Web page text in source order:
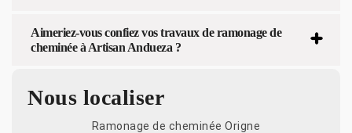
Aimeriez-vous confiez vos travaux de ramonage de
cheminée à Artisan Andueza ?
Nous localiser
Ramonage de cheminée Origne